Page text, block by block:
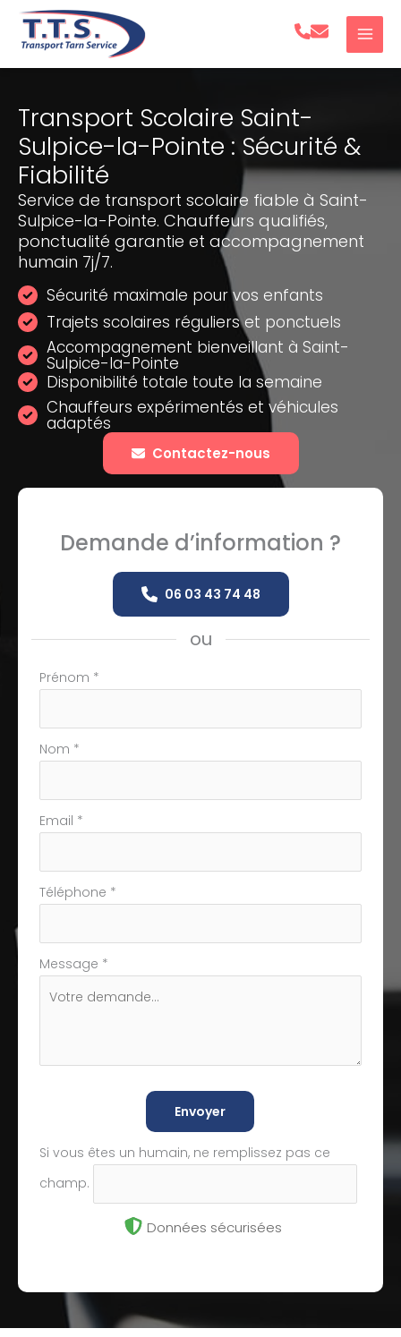
Aller
Transport Scolaire Saint-
Sulpice-la-Pointe : Sécurité &
Fiabilité
Service de transport scolaire fiable à Saint-
Sulpice-la-Pointe. Chauffeurs qualifiés,
ponctualité garantie et accompagnement
humain 7j/7.
Sécurité maximale pour vos enfants
Trajets scolaires réguliers et ponctuels
Accompagnement bienveillant à Saint-
Sulpice-la-Pointe
Disponibilité totale toute la semaine
Chauffeurs expérimentés et véhicules
adaptés
Contactez-nous
Demande d’information ?
06 03 43 74 48
ou
Formulaire
téléphone
Prénom *
Nom *
Email *
Téléphone *
Message *
Envoyer
Si vous êtes un humain, ne remplissez pas ce
champ.
Données sécurisées